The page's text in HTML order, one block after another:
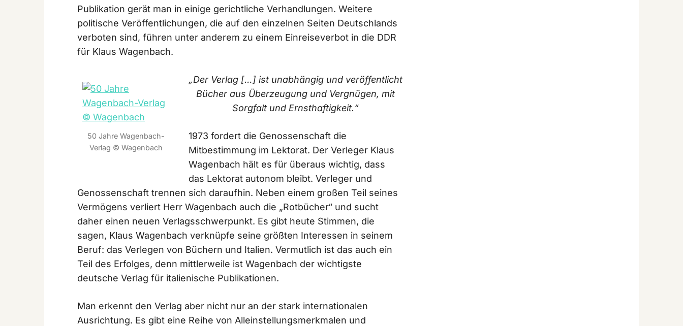
Publikation gerät man in einige gerichtliche Verhandlungen. Weitere
politische Veröffentlichungen, die auf den einzelnen Seiten Deutschlands
verboten sind, führen unter anderem zu einem Einreiseverbot in die DDR
für Klaus Wagenbach.
50 Jahre Wagenbach-
Verlag © Wagenbach
„Der Verlag […] ist unabhängig und veröffentlicht
Bücher aus Überzeugung und Vergnügen, mit
Sorgfalt und Ernsthaftigkeit.“
1973 fordert die Genossenschaft die
Mitbestimmung im Lektorat. Der Verleger Klaus
Wagenbach hält es für überaus wichtig, dass
das Lektorat autonom bleibt. Verleger und
Genossenschaft trennen sich daraufhin. Neben einem großen Teil seines
Vermögens verliert Herr Wagenbach auch die „Rotbücher“ und sucht
daher einen neuen Verlagsschwerpunkt. Es gibt heute Stimmen, die
sagen, Klaus Wagenbach verknüpfe seine größten Interessen in seinem
Beruf: das Verlegen von Büchern und Italien. Vermutlich ist das auch ein
Teil des Erfolges, denn mittlerweile ist Wagenbach der wichtigste
deutsche Verlag für italienische Publikationen.
Man erkennt den Verlag aber nicht nur an der stark internationalen
Ausrichtung. Es gibt eine Reihe von Alleinstellungsmerkmalen und